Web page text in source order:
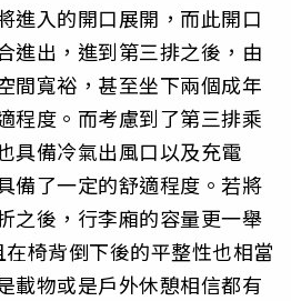
進入的開口展開，而此開口
進出，進到第三排之後，由
間寬裕，甚至坐下兩個成年
程度。而考慮到了第三排乘
具備冷氣出風口以及充電
備了一定的舒適程度。若將
之後，行李廂的容量更一舉
椅背倒下後的平整性也相當
載物或是戶外休憩相信都有